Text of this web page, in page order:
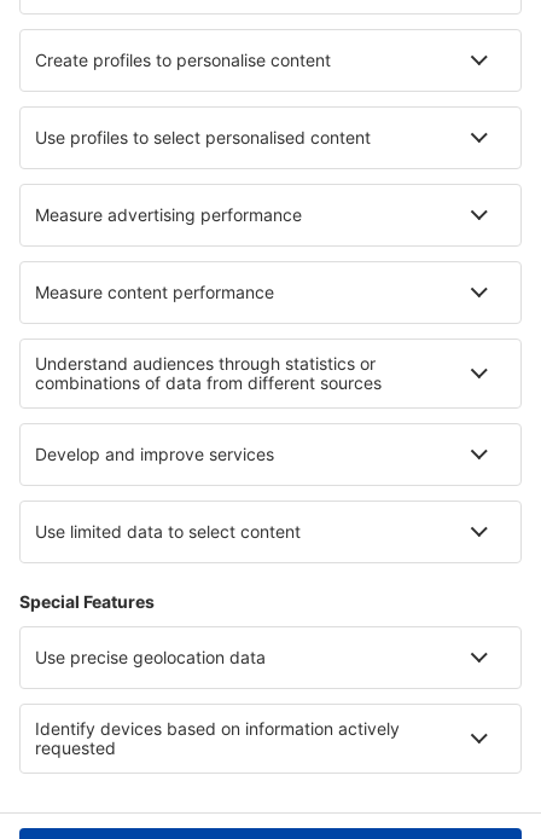
Cele mai bune locuri de cazare - orașe
Cazare în Fiesso d'Artico Cazare în Kolboda
Cazare în Metaponto Cazare în Kingston
Cazare în Bridgeton Cazare în Cape Coast
Cele mai bune locuri de cazare - regiuni
Cazare in Zanzibar Cazare în Kilimanjaro
Cazare în Val Thorens Cazare in Munții Pirin
Cazare in Greek Islands Cazare în Lorraine